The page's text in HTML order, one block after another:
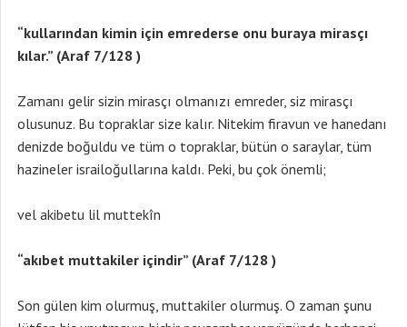
“kullarından kimin için emrederse onu buraya mirasçı
kılar.” (Araf 7/128 )
Zamanı gelir sizin mirasçı olmanızı emreder, siz mirasçı
olusunuz. Bu topraklar size kalır. Nitekim firavun ve hanedanı
denizde boğuldu ve tüm o topraklar, bütün o saraylar, tüm
hazineler israiloğullarına kaldı. Peki, bu çok önemli;
vel akibetu lil muttekîn
“akıbet muttakiler içindir” (Araf 7/128 )
Son gülen kim olurmuş, muttakiler olurmuş. O zaman şunu